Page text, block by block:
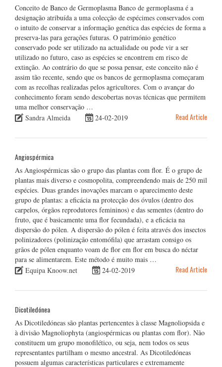
Conceito de Banco de Germoplasma Banco de germoplasma é a
designação atribuída a uma colecção de espécimes conservados com
o intuito de conservar a informação genética das espécies de forma a
preserva-las para gerações futuras. O património genético
conservado pode ser utilizado na actualidade ou pode vir a ser
utilizado no futuro, caso as espécies se encontrem em risco de
extinção. Ao contrário do que se possa pensar, este conceito não é
assim tão recente, sendo que os bancos de germoplasma começaram
com as recolhas realizadas pelos agricultores. Com o avançar do
conhecimento foram sendo descobertas novas técnicas que permitem
uma melhor conservação …
Sandra Almeida
24-02-2019 Read Article
Angiospérmica
As Angiospérmicas são o grupo das plantas com flor. É o grupo de
plantas mais diverso e cosmopolita, compreendendo mais de 250 mil
espécies. Duas grandes inovações marcam o aparecimento deste
grupo de plantas: a eficácia na protecção dos óvulos (dentro dos
carpelos, órgãos reprodutores femininos) e das sementes (dentro do
fruto, que é basicamente uma flor fecundada), e a eficácia na
dispersão do pólen. A dispersão do pólen é feita através dos insectos
polinizadores (polinização entomófila) que arrastam consigo os
grãos de pólen enquanto voam de flor em flor em busca do néctar
para se alimentarem. Este método é muito mais …
Equipa Knoow.net
24-02-2019 Read Article
Dicotiledónea
As Dicotiledóneas são plantas pertencentes à classe Magnoliopsida e
à divisão Magnoliophyta (angiospérmicas ou plantas com flor). Não
constituem um grupo monofilético, ou seja, nem todos os seus
representantes partilham o mesmo ancestral. As Dicotiledóneas
possuem algumas características particulares e extremamente